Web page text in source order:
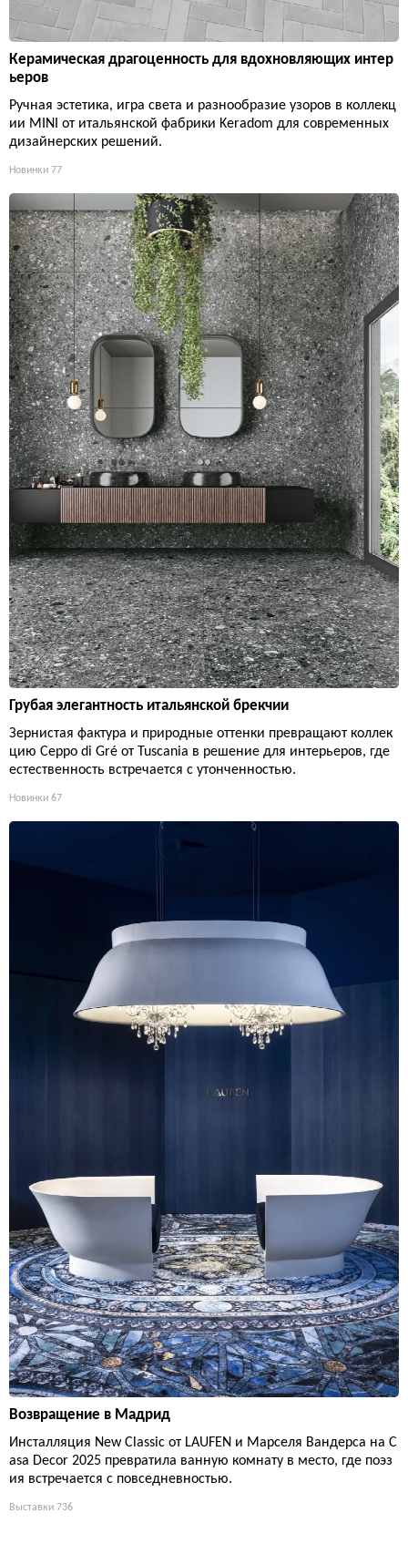
Керамическая драгоценность для вдохновляющих интер
ьеров
Ручная эстетика, игра света и разнообразие узоров в коллекц
ии MINI от итальянской фабрики Keradom для современных
дизайнерских решений.
Новинки 77
Грубая элегантность итальянской брекчии
Зернистая фактура и природные оттенки превращают коллек
цию Ceppo di Gré от Tuscania в решение для интерьеров, где
естественность встречается с утонченностью.
Новинки 67
Возвращение в Мадрид
Инсталляция New Classic от LAUFEN и Марселя Вандерса на C
asa Decor 2025 превратила ванную комнату в место, где поэз
ия встречается с повседневностью.
Выставки 736